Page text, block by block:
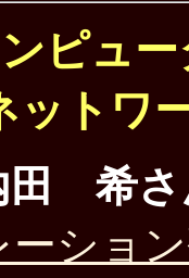
ピュ
ットワ
田 希さ
ショ